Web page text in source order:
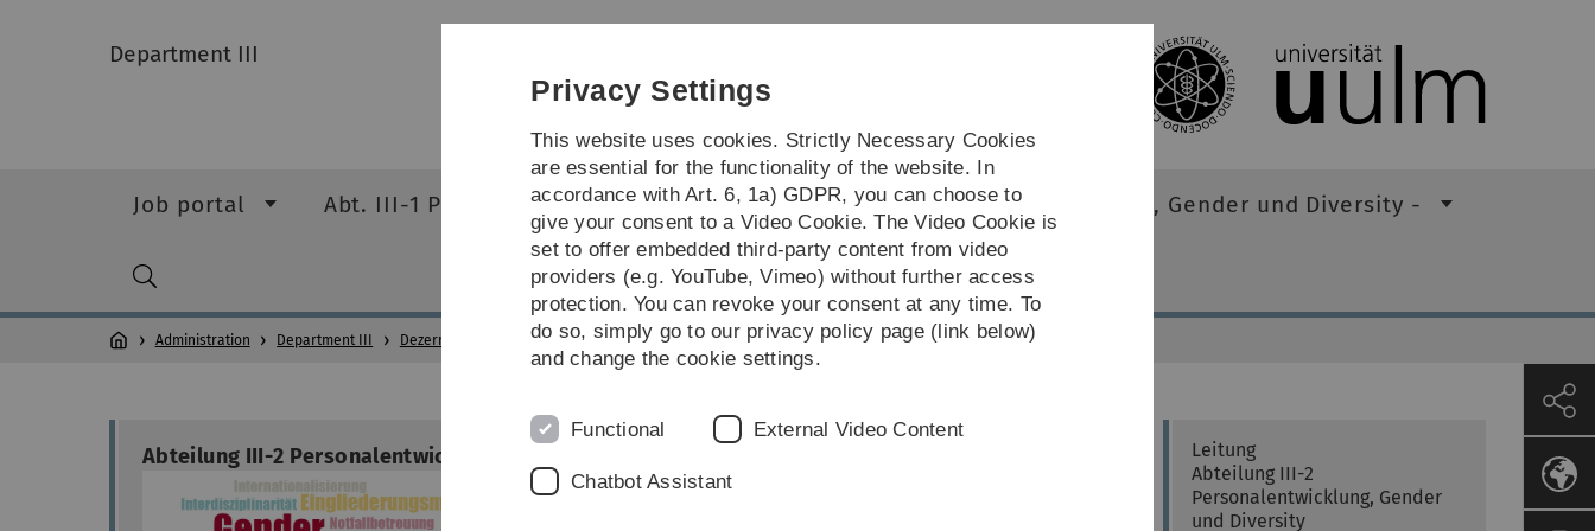
Skip
Skip
Skip
Skip
Department III
Job portal Abt. III-1 Personalservice Dpt. III-2 Human Resources Development, Gender und Diversity -
Administration Department III Dezernat III (neu) Abt. III-2 Personalentwicklung, Gender und Diversity
Abteilung III-2 Personalentwicklung, Gender und Diversity
Die Personalentwicklung ist interner Dienstleister für
Leitung
Abteilung III-2
Personalentwicklung, Gender
und Diversity
Privacy Settings
This website uses cookies. Strictly Necessary Cookies
are essential for the functionality of the website. In
accordance with Art. 6, 1a) GDPR, you can choose to
give your consent to a Video Cookie. The Video Cookie is
set to offer embedded third-party content from video
providers (e.g. YouTube, Vimeo) without further access
protection. You can revoke your consent at any time. To
do so, simply go to our privacy policy page (link below)
and change the cookie settings.
Functional External Video Content
Chatbot Assistant